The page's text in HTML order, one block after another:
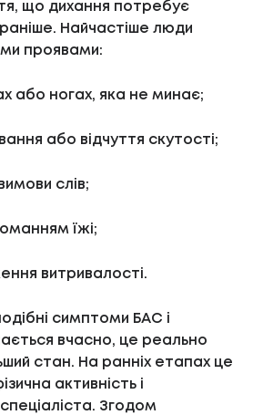
що дихання потребує
раніше. Найчастіше люди
проявами:
або ногах, яка не минає;
або відчуття скутості;
слів;
їжі;
витривалості.
симптоми БАС і
вчасно, це реально
стан. На ранніх етапах це
активність і
Згодом